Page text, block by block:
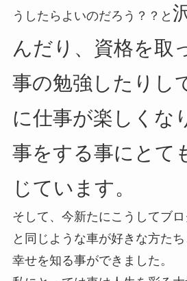
うしたらよいのだろう？？と
んだり、資格を取
事の勉強したりし
に仕事が楽しくな
事をする事にとて
じています。
そして、今新たにこうしてブ
と同じような車が好きな方たち
幸せを知る事ができました。